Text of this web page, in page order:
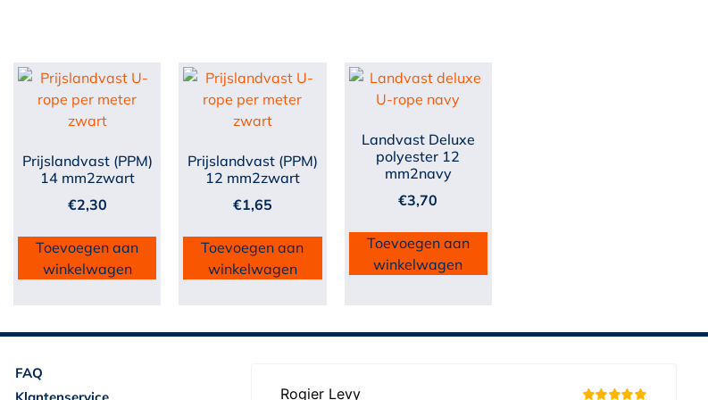
Prijslandvast (PPM)
14 mm2zwart
€2,30
Toevoegen aan
winkelwagen
Prijslandvast (PPM)
12 mm2zwart
€1,65
Toevoegen aan
winkelwagen
Landvast Deluxe
polyester 12
mm2navy
€3,70
Toevoegen aan
winkelwagen
FAQ